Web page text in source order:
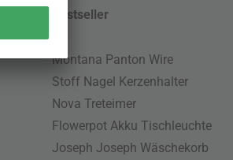
Bestseller
Montana Panton Wire
Stoff Nagel Kerzenhalter
Nova Treteimer
Flowerpot Akku Tischleuchte
Joseph Joseph Wäschekorb